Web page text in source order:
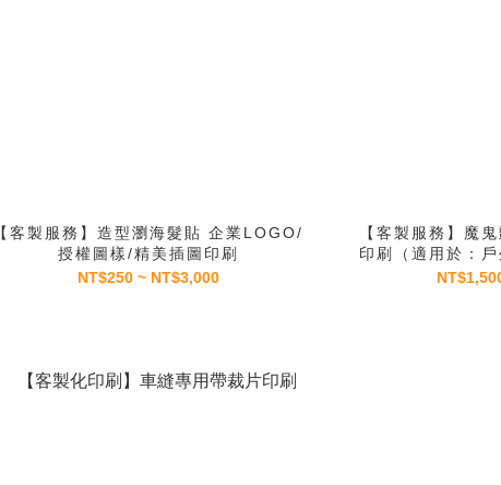
【客製服務】造型瀏海髮貼 企業LOGO/
授權圖樣/精美插圖印刷
NT$250 ~ NT$3,000
【客製服務】魔
印刷（適用於：
活動/